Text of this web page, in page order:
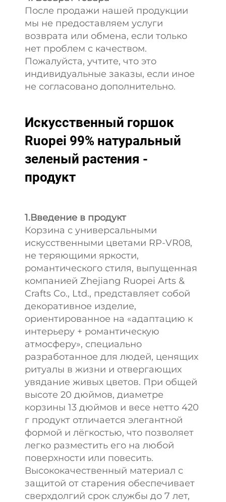
После продажи нашей продукции
мы не предоставляем услуги
возврата или обмена, если только
нет проблем с качеством.
Пожалуйста, учтите, что это
индивидуальные заказы, если иное
не согласовано дополнительно.
Искусственный горшок
Ruopei 99% натуральный
зеленый растения -
продукт
1.Введение в продукт
Корзина с универсальными
искусственными цветами RP-VR08,
не теряющими яркости,
романтического стиля, выпущенная
компанией Zhejiang Ruopei Arts &
Crafts Co., Ltd., представляет собой
декоративное изделие,
ориентированное на «адаптацию к
интерьеру + романтическую
атмосферу», специально
разработанное для людей, ценящих
ритуалы в жизни и отвергающих
увядание живых цветов. При общей
высоте 20 дюймов, диаметре
корзины 13 дюймов и весе нетто 420
г продукт отличается элегантной
формой и лёгкостью, что позволяет
легко разместить его на любой
поверхности или повесить.
Высококачественный материал с
защитой от старения обеспечивает
сверхдолгий срок службы до 7 лет,